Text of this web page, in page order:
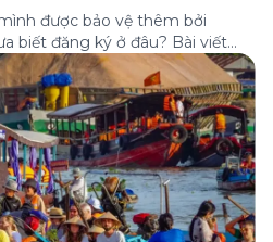
được bảo vệ thêm bởi
biết đăng ký ở đâu? Bài viết
tiết cách tham gia (và hủy tham
trên ứng dụng Green SM, cùng
khi […]